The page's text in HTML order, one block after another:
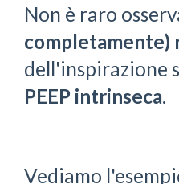
Non è raro
completamente)
dell'inspirazione
PEEP intrinseca.
Vediamo